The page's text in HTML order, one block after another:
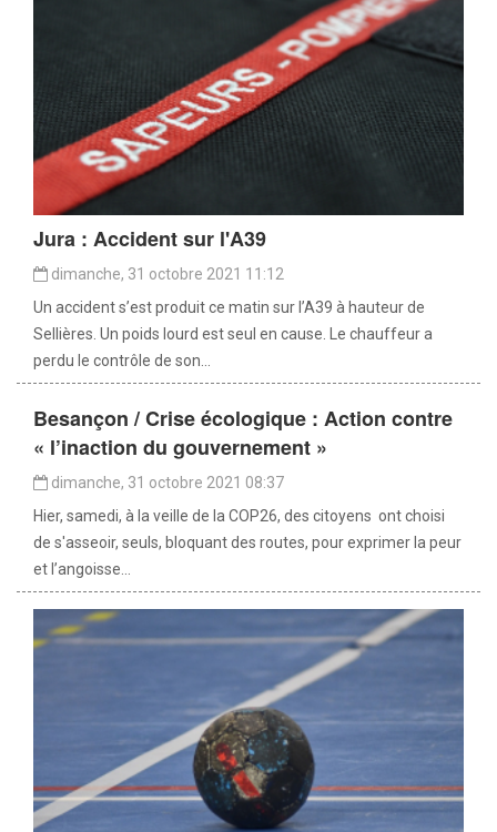
Jura : Accident sur l'A39
dimanche, 31 octobre 2021 11:12
Un accident s’est produit ce matin sur l’A39 à hauteur de
Sellières. Un poids lourd est seul en cause. Le chauffeur a
perdu le contrôle de son...
Besançon / Crise écologique : Action contre
« l’inaction du gouvernement »
dimanche, 31 octobre 2021 08:37
Hier, samedi, à la veille de la COP26, des citoyens ont choisi
de s'asseoir, seuls, bloquant des routes, pour exprimer la peur
et l’angoisse...